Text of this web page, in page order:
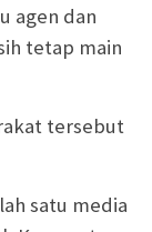
agen dan
tetap main
tersebut
satu media